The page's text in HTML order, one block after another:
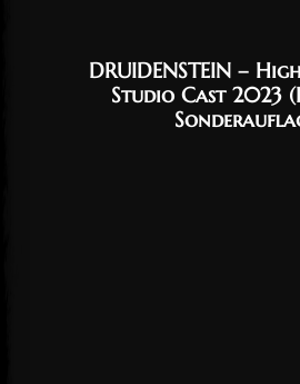
DRUIDENSTEIN –
Studio Cast 2023